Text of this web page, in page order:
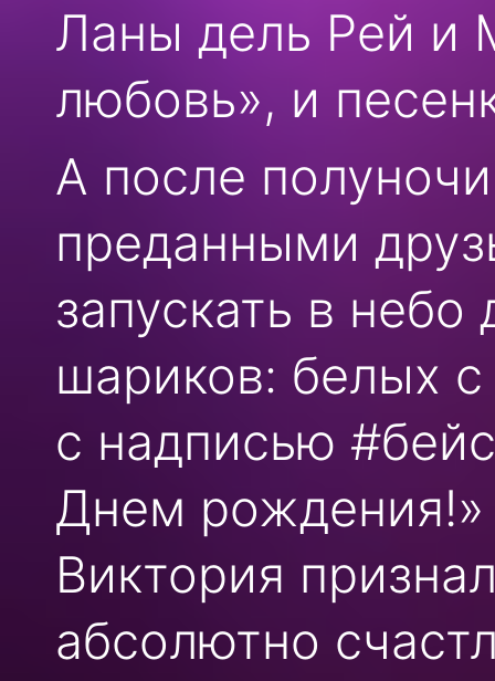
Ланы дель Рей и
любовь», и
А после
преданными
запускать в
шариков: белых
с надписью
Днем рождения!»
Виктория
абсолютно